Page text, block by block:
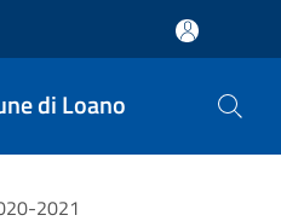
di Loano
2021